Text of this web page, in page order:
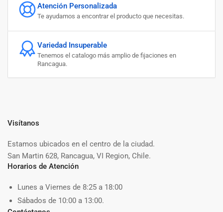
Atención Personalizada
Te ayudamos a encontrar el producto que necesitas.
Variedad Insuperable
Tenemos el catalogo más amplio de fijaciones en
Rancagua.
Visítanos
Estamos ubicados en el centro de la ciudad.
San Martin 628, Rancagua, VI Region, Chile.
Horarios de Atención
Lunes a Viernes de 8:25 a 18:00
Sábados de 10:00 a 13:00.